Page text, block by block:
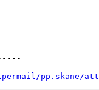
pp.skane/